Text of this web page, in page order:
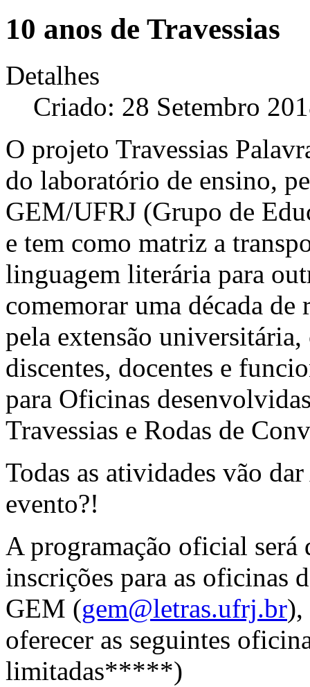
10 anos de Travessias
Detalhes
Criado: 28 Setembro
O projeto Travessias
do laboratório de ensino,
GEM/UFRJ (Grupo de
e tem como matriz a
linguagem literária para
comemorar uma década de
pela extensão
discentes, docentes e
para Oficinas
Travessias e Rodas de
Todas as atividades vão
evento?!
A programação oficial será
inscrições para as oficinas
GEM (gem@letras.ufrj.br),
oferecer as seguintes
limitadas*****)